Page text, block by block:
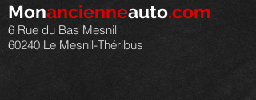
Monancienneauto.com
6 Rue du Bas Mesnil
60240 Le Mesnil-Théribus